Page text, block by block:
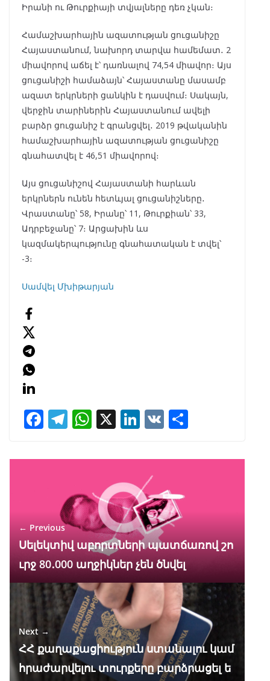
Իրանի ու Թուրքիայի տվյալները դեռ չկան։
Համաշխարհային ազատության ցուցանիշը
Հայաստանում, նախորդ տարվա համեմատ․ 2
միավորով աճել է՝ դառնալով 74,54 միավոր։ Այս
ցուցանիշի համաձայն՝ Հայաստանը մասամբ
ազատ երկրների ցանկին է դասվում։ Սակայն,
վերջին տարիներին Հայաստանում ավելի
բարձր ցուցանիշ է գրանցվել․ 2019 թվականին
համաշխարհային ազատության ցուցանիշը
գնահատվել է 46,51 միավորով։
Այս ցուցանիշով Հայաստանի հարևան
երկրներն ունեն հետևյալ ցուցանիշները․
Վրաստանը՝ 58, Իրանը՝ 11, Թուրքիան՝ 33,
Ադրբեջանը՝ 7։ Արցախին ևս
կազմակերպությունը գնահատական է տվել՝
-3։
Սամվել Մխիթարյան
F
e
o
k
T
e
a
m
W
at
A
p
p
X Li
k
e
dI
n
V
ar
← Previous
Սելեկտիվ աբորտների պատճառով շո
ւրջ 80․000 աղջիկներ չեն ծնվել
Next →
ՀՀ քաղաքացիություն ստանալու կամ
հրաժարվելու տուրքերը բարձրացել ե